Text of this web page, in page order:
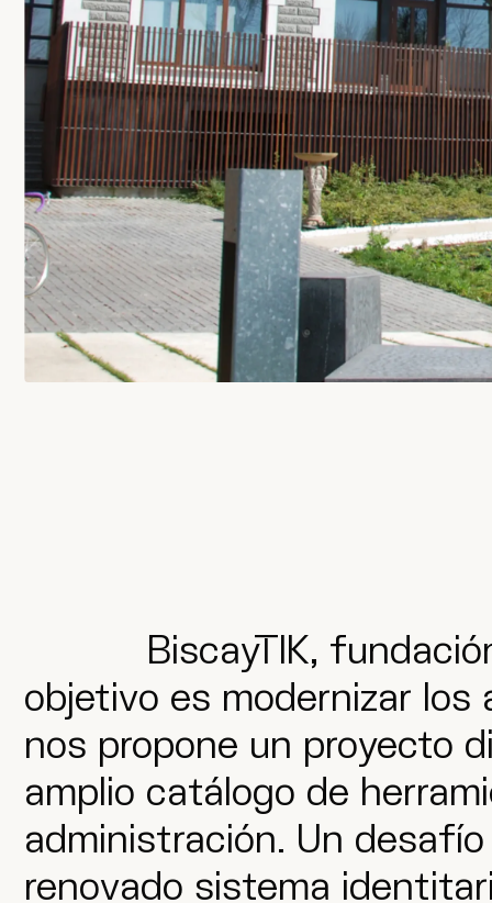
BiscayTIK,
objetivo es modernizar
nos propone un proyecto
amplio catálogo de
administración. Un
renovado sistema